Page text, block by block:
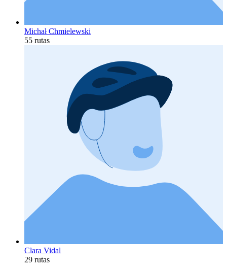
Michał Chmielewski
55 rutas
Clara Vidal
29 rutas